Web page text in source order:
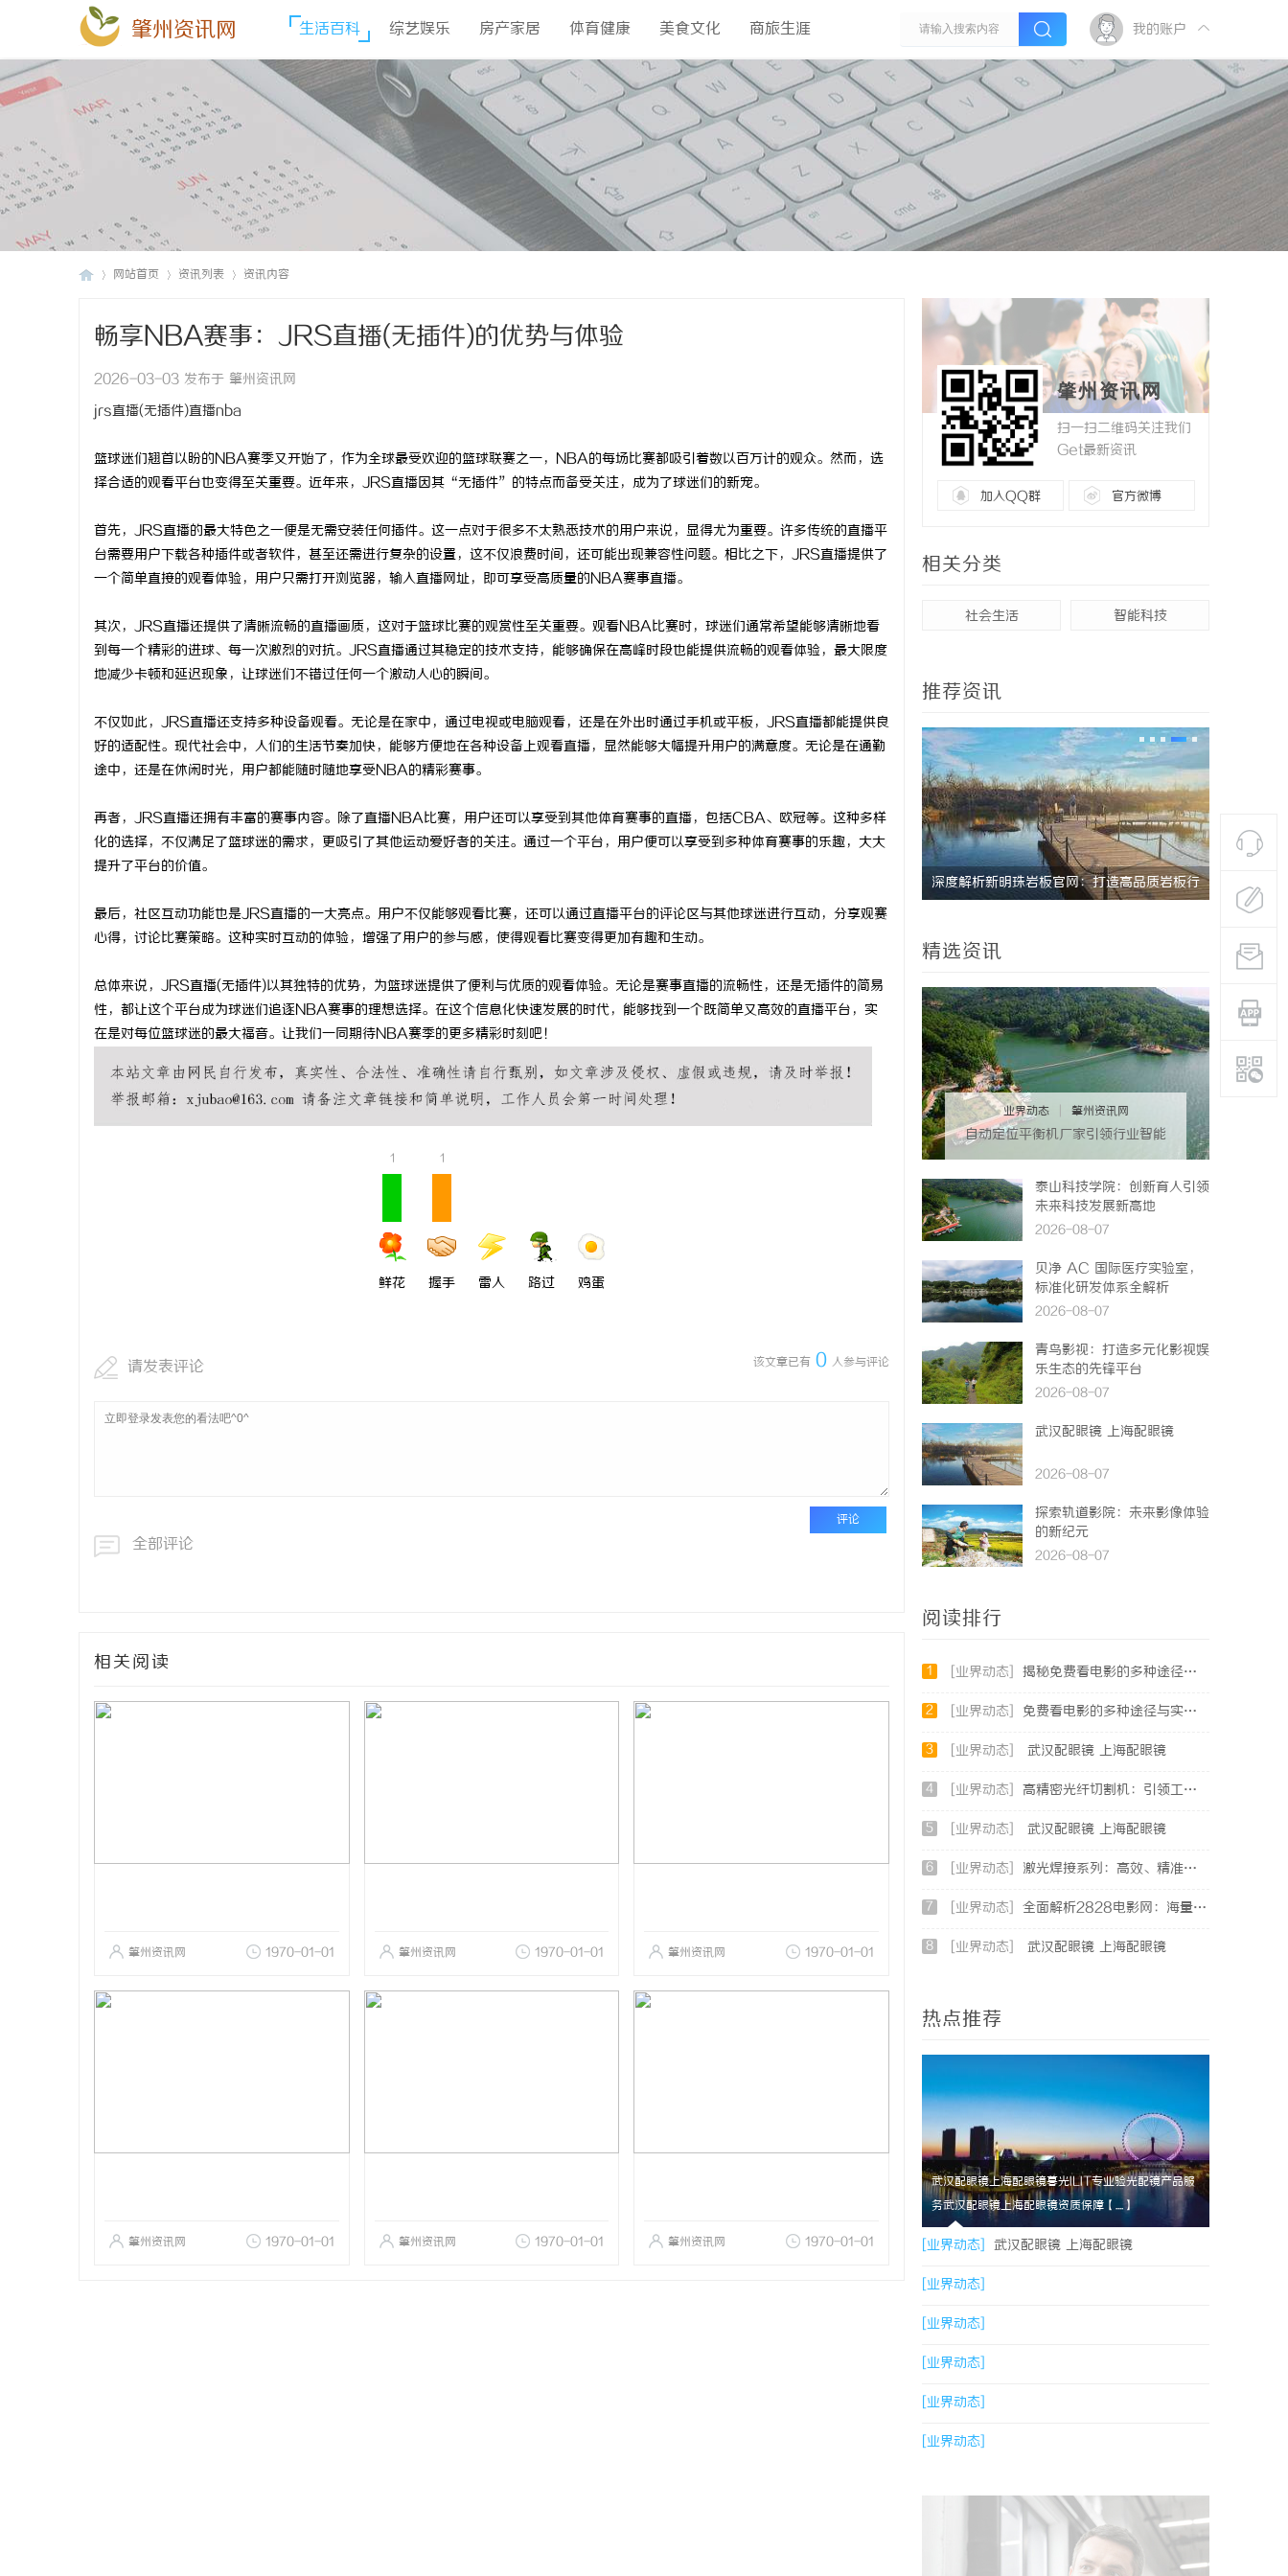
肇州资讯网 生活百科 综艺娱乐 房产家居 体育健康 美食文化 商旅生涯 我的账户
网站首页 资讯列表 资讯内容
畅享NBA赛事：JRS直播(无插件)的优势与体验
2026-03-03 发布于 肇州资讯网
jrs直播(无插件)直播nba
篮球迷们翘首以盼的NBA赛季又开始了，作为全球最受欢迎的篮球联赛之一，NBA的每场比赛都吸引着数以百万计的观众。然而，选
择合适的观看平台也变得至关重要。近年来，JRS直播因其“无插件”的特点而备受关注，成为了球迷们的新宠。
首先，JRS直播的最大特色之一便是无需安装任何插件。这一点对于很多不太熟悉技术的用户来说，显得尤为重要。许多传统的直播平
台需要用户下载各种插件或者软件，甚至还需进行复杂的设置，这不仅浪费时间，还可能出现兼容性问题。相比之下，JRS直播提供了
一个简单直接的观看体验，用户只需打开浏览器，输入直播网址，即可享受高质量的NBA赛事直播。
其次，JRS直播还提供了清晰流畅的直播画质，这对于篮球比赛的观赏性至关重要。观看NBA比赛时，球迷们通常希望能够清晰地看
到每一个精彩的进球、每一次激烈的对抗。JRS直播通过其稳定的技术支持，能够确保在高峰时段也能提供流畅的观看体验，最大限度
地减少卡顿和延迟现象，让球迷们不错过任何一个激动人心的瞬间。
不仅如此，JRS直播还支持多种设备观看。无论是在家中，通过电视或电脑观看，还是在外出时通过手机或平板，JRS直播都能提供良
好的适配性。现代社会中，人们的生活节奏加快，能够方便地在各种设备上观看直播，显然能够大幅提升用户的满意度。无论是在通勤
途中，还是在休闲时光，用户都能随时随地享受NBA的精彩赛事。
再者，JRS直播还拥有丰富的赛事内容。除了直播NBA比赛，用户还可以享受到其他体育赛事的直播，包括CBA、欧冠等。这种多样
化的选择，不仅满足了篮球迷的需求，更吸引了其他运动爱好者的关注。通过一个平台，用户便可以享受到多种体育赛事的乐趣，大大
提升了平台的价值。
最后，社区互动功能也是JRS直播的一大亮点。用户不仅能够观看比赛，还可以通过直播平台的评论区与其他球迷进行互动，分享观赛
心得，讨论比赛策略。这种实时互动的体验，增强了用户的参与感，使得观看比赛变得更加有趣和生动。
总体来说，JRS直播(无插件)以其独特的优势，为篮球迷提供了便利与优质的观看体验。无论是赛事直播的流畅性，还是无插件的简易
性，都让这个平台成为球迷们追逐NBA赛事的理想选择。在这个信息化快速发展的时代，能够找到一个既简单又高效的直播平台，实
在是对每位篮球迷的最大福音。让我们一同期待NBA赛季的更多精彩时刻吧！
1
鲜花
1
握手 雷人 路过 鸡蛋
该文章已有 0 人参与评论
请发表评论
评论
全部评论
相关阅读
肇州资讯网 1970-01-01 肇州资讯网 1970-01-01 肇州资讯网 1970-01-01
肇州资讯网 1970-01-01 肇州资讯网 1970-01-01 肇州资讯网 1970-01-01
肇州资讯网
扫一扫二维码关注我们
Get最新资讯
加入QQ群 官方微博
相关分类
社会生活 智能科技
推荐资讯
深度解析新明珠岩板官网：打造高品质岩板行 激光跟踪
精选资讯
业界动态 肇州资讯网
自动定位平衡机厂家引领行业智能
泰山科技学院：创新育人引领
未来科技发展新高地
2026-08-07
贝净 AC 国际医疗实验室，
标准化研发体系全解析
2026-08-07
青鸟影视：打造多元化影视娱
乐生态的先锋平台
2026-08-07
武汉配眼镜 上海配眼镜
2026-08-07
探索轨道影院：未来影像体验
的新纪元
2026-08-07
阅读排行
1 [业界动态] 揭秘免费看电影的多种途径及注意事项详解
2 [业界动态] 免费看电影的多种途径与实用攻略详解
3 [业界动态] 武汉配眼镜 上海配眼镜
4 [业界动态] 高精密光纤切割机：引领工业制造新时代的利器
5 [业界动态] 武汉配眼镜 上海配眼镜
6 [业界动态] 激光焊接系列：高效、精准及环保的制造解决方案
7 [业界动态] 全面解析2828电影网：海量影视资源的优质观看平台
8 [业界动态] 武汉配眼镜 上海配眼镜
热点推荐
武汉配眼镜上海配眼镜暮光ILIT专业验光配镜产品服
务武汉配眼镜上海配眼镜资质保障【....】
[业界动态] 武汉配眼镜 上海配眼镜
[业界动态]
[业界动态]
[业界动态]
[业界动态]
[业界动态]